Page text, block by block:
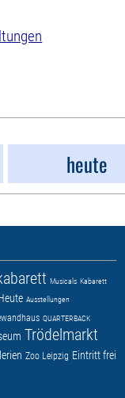
heute
Musicals Kabarett
Ausstellungen
QUARTERBACK
Trödelmarkt
Zoo Leipzig Eintritt frei